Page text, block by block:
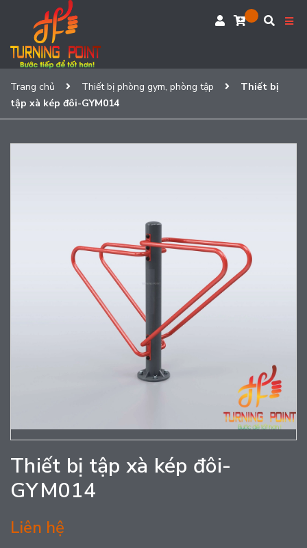
Trang chủ Thiết bị phòng gym, phòng tập
Thiết bị
tập xà kép đôi-GYM014
Thiết bị tập xà kép đôi-
GYM014
Liên hệ